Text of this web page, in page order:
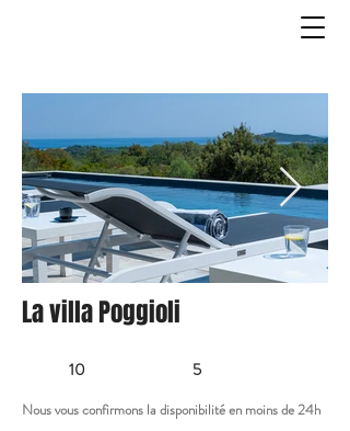
La villa Poggioli
10 5
Nous vous confirmons la disponibilité en moins de 24h